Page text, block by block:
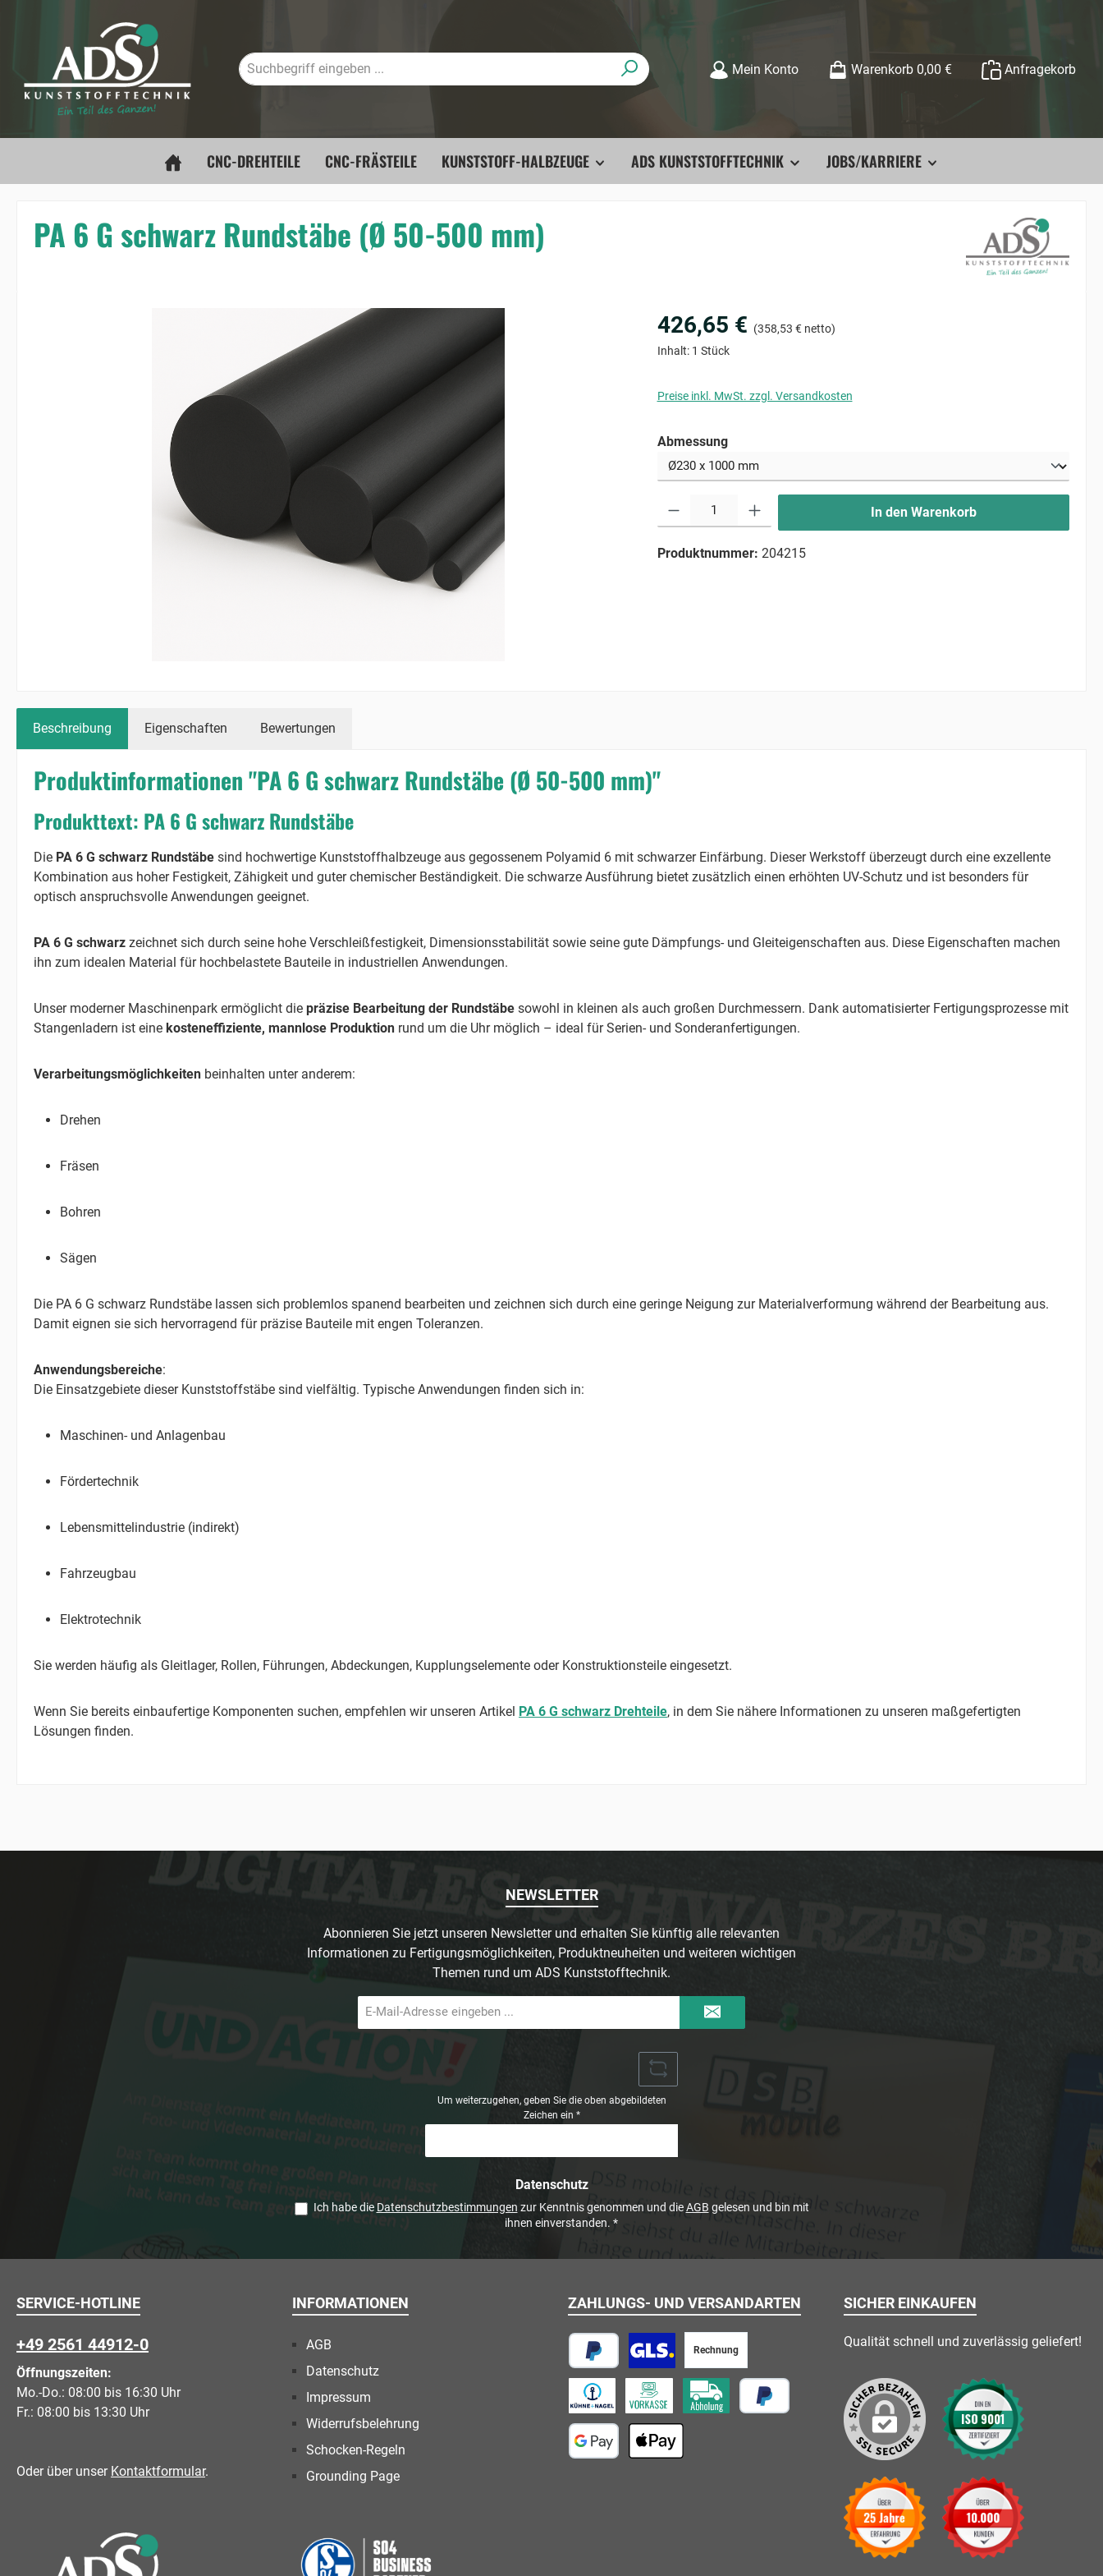
Zur Hauptnavigation springen
Mein Konto Warenkorb 0,00 € Anfragekorb
CNC-DREHTEILE CNC-FRÄSTEILE KUNSTSTOFF-HALBZEUGE ADS KUNSTSTOFFTECHNIK JOBS/KARRIERE
PA 6 G schwarz Rundstäbe (Ø 50-500 mm)
426,65 € (358,53 € netto)
Inhalt: 1 Stück
Preise inkl. MwSt. zzgl. Versandkosten
Abmessungauswählen
In den Warenkorb
Produktnummer: 204215
Beschreibung Eigenschaften Bewertungen
Produktinformationen "PA 6 G schwarz Rundstäbe (Ø 50-500 mm)"
Produkttext: PA 6 G schwarz Rundstäbe
Die PA 6 G schwarz Rundstäbe sind hochwertige Kunststoffhalbzeuge aus gegossenem Polyamid 6 mit schwarzer Einfärbung. Dieser Werkstoff überzeugt durch eine exzellente
Kombination aus hoher Festigkeit, Zähigkeit und guter chemischer Beständigkeit. Die schwarze Ausführung bietet zusätzlich einen erhöhten UV-Schutz und ist besonders für
optisch anspruchsvolle Anwendungen geeignet.
PA 6 G schwarz zeichnet sich durch seine hohe Verschleißfestigkeit, Dimensionsstabilität sowie seine gute Dämpfungs- und Gleiteigenschaften aus. Diese Eigenschaften machen
ihn zum idealen Material für hochbelastete Bauteile in industriellen Anwendungen.
Unser moderner Maschinenpark ermöglicht die präzise Bearbeitung der Rundstäbe sowohl in kleinen als auch großen Durchmessern. Dank automatisierter Fertigungsprozesse mit
Stangenladern ist eine kosteneffiziente, mannlose Produktion rund um die Uhr möglich – ideal für Serien- und Sonderanfertigungen.
Verarbeitungsmöglichkeiten beinhalten unter anderem:
Drehen
Fräsen
Bohren
Sägen
Die PA 6 G schwarz Rundstäbe lassen sich problemlos spanend bearbeiten und zeichnen sich durch eine geringe Neigung zur Materialverformung während der Bearbeitung aus.
Damit eignen sie sich hervorragend für präzise Bauteile mit engen Toleranzen.
Anwendungsbereiche:
Die Einsatzgebiete dieser Kunststoffstäbe sind vielfältig. Typische Anwendungen finden sich in:
Maschinen- und Anlagenbau
Fördertechnik
Lebensmittelindustrie (indirekt)
Fahrzeugbau
Elektrotechnik
Sie werden häufig als Gleitlager, Rollen, Führungen, Abdeckungen, Kupplungselemente oder Konstruktionsteile eingesetzt.
Wenn Sie bereits einbaufertige Komponenten suchen, empfehlen wir unseren Artikel PA 6 G schwarz Drehteile, in dem Sie nähere Informationen zu unseren maßgefertigten
Lösungen finden.
NEWSLETTER
Abonnieren Sie jetzt unseren Newsletter und erhalten Sie künftig alle relevanten
Informationen zu Fertigungsmöglichkeiten, Produktneuheiten und weiteren wichtigen
Themen rund um ADS Kunststofftechnik.
Mail-
Adresse
Um weiterzugehen, geben Sie die oben abgebildeten
Zeichen ein *
Datenschutz
Ich habe die Datenschutzbestimmungen zur Kenntnis genommen und dieAGB gelesen und bin mit
ihnen einverstanden. *
SERVICE-HOTLINE
+49 2561 44912-0
Öffnungszeiten:
Mo.-Do.: 08:00 bis 16:30 Uhr
Fr.: 08:00 bis 13:30 Uhr
Oder über unser Kontaktformular.
INFORMATIONEN
AGB
Datenschutz
Impressum
Widerrufsbelehrung
Schocken-Regeln
Grounding Page
ZAHLUNGS- UND VERSANDARTEN
PayPal
Rechnung
Vorkasse
Paketversand
Speditionsversand Abholung vor Ort
SICHER EINKAUFEN
Qualität schnell und zuverlässig geliefert!